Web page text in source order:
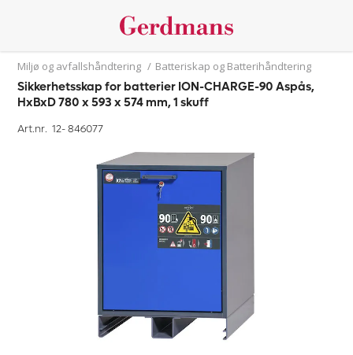
Miljø og avfallshåndtering / Batteriskap og Batterihåndtering
Sikkerhetsskap for batterier ION-CHARGE-90 Aspås,
HxBxD 780 x 593 x 574 mm, 1 skuff
Art.nr. 12-846077